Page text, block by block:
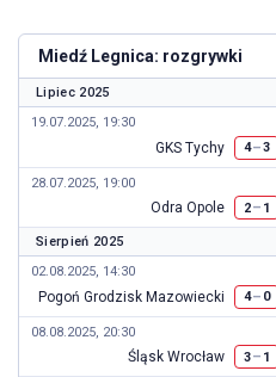
Miedź Legnica: rozgrywki
Lipiec 2025
19.07.2025, 19:30
GKS Tychy 4–3
28.07.2025, 19:00
Odra Opole 2– 1
Sierpień 2025
02.08.2025, 14:30
Pogoń Grodzisk Mazowiecki 4– 0
08.08.2025, 20:30
Śląsk Wrocław 3– 1